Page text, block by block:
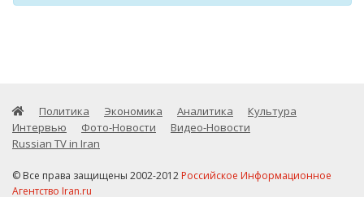
Политика Экономика Аналитика
Культура
Интервью
Фото-Новости
Видео-Новости
Russian TV in Iran
© Все права защищены 2002-2012 Российское Информационное
Агентство Iran.ru